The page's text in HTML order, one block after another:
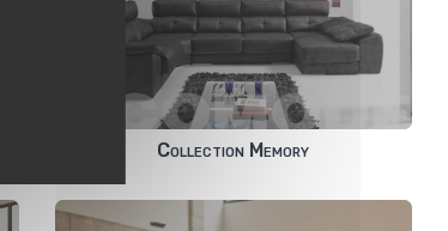
Collection Memory